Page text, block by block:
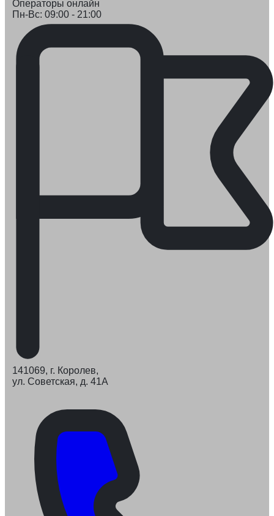
Операторы онлайн
Пн-Вс: 09:00 - 21:00
141069, г. Королев,
ул. Советская, д. 41А